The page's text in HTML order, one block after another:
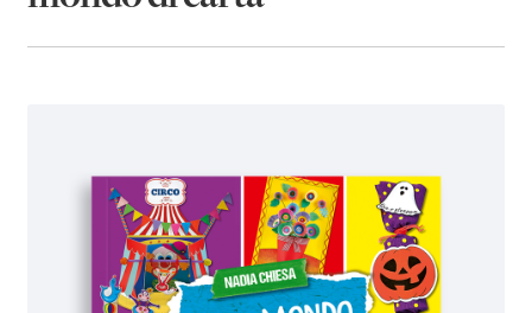
AUTORI
VIDEO
IL MIO PROFILO